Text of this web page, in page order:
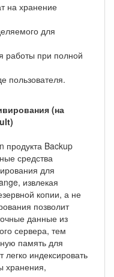
на хранение
для
работы при полной
пользователя.
(на
продукта Backup
средства
для
извлекая
копии, а не
позволит
данные из
сервера, тем
память для
индексировать
хранения,